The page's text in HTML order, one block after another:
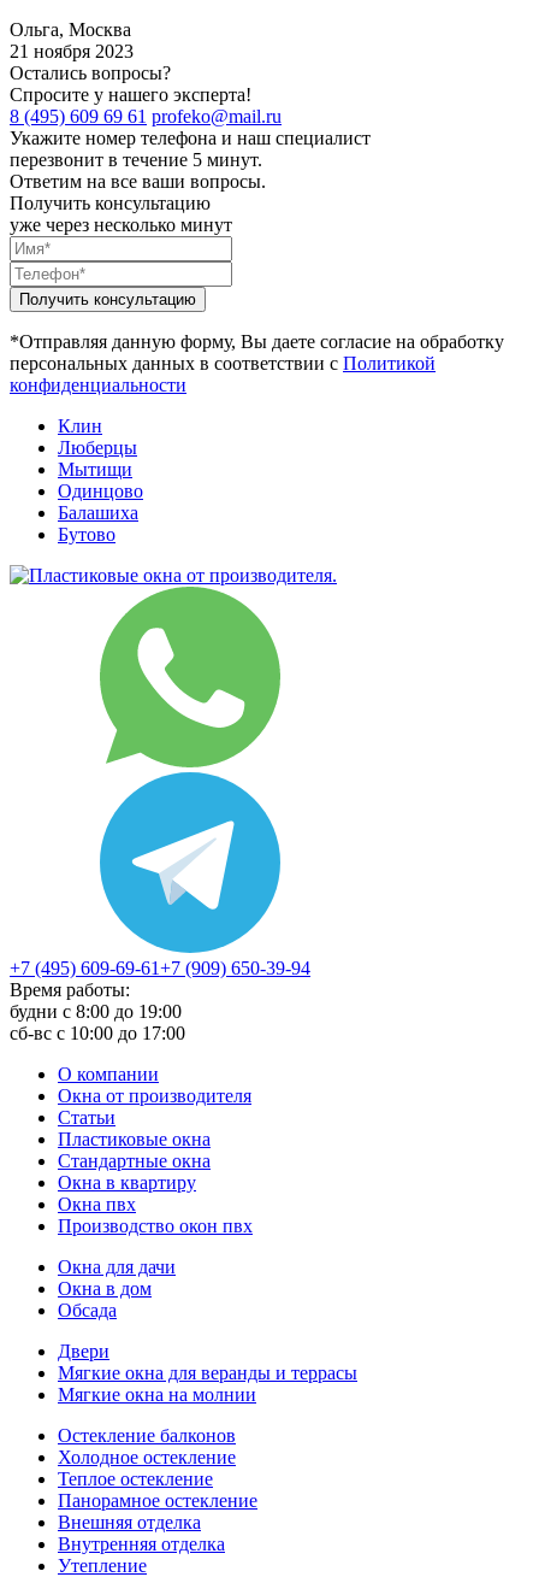
Ольга, Москва
21 ноября 2023
Остались вопросы?
Спросите у нашего эксперта!
8 (495) 609 69 61 profeko@mail.ru
Укажите номер телефона и наш специалист
перезвонит в течение 5 минут.
Ответим на все ваши вопросы.
Получить консультацию
уже через несколько минут
*Отправляя данную форму, Вы даете согласие на обработку
персональных данных в соответствии с Политикой
конфиденциальности
Клин
Люберцы
Мытищи
Одинцово
Балашиха
Бутово
+7 (495) 609-69-61+7 (909) 650-39-94
Время работы:
будни с 8:00 до 19:00
сб-вс с 10:00 до 17:00
О компании
Окна от производителя
Статьи
Пластиковые окна
Стандартные окна
Окна в квартиру
Окна пвх
Производство окон пвх
Окна для дачи
Окна в дом
Обсада
Двери
Мягкие окна для веранды и террасы
Мягкие окна на молнии
Остекление балконов
Холодное остекление
Теплое остекление
Панорамное остекление
Внешняя отделка
Внутренняя отделка
Утепление